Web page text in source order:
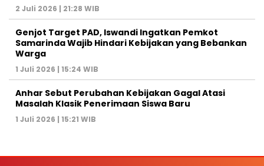
2 Juli 2026 | 21:28 WIB
Genjot Target PAD, Iswandi Ingatkan Pemkot
Samarinda Wajib Hindari Kebijakan yang Bebankan
Warga
1 Juli 2026 | 15:24 WIB
Anhar Sebut Perubahan Kebijakan Gagal Atasi
Masalah Klasik Penerimaan Siswa Baru
1 Juli 2026 | 15:21 WIB